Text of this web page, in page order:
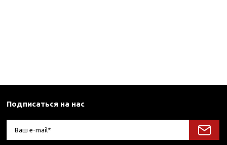
Подписаться на нас